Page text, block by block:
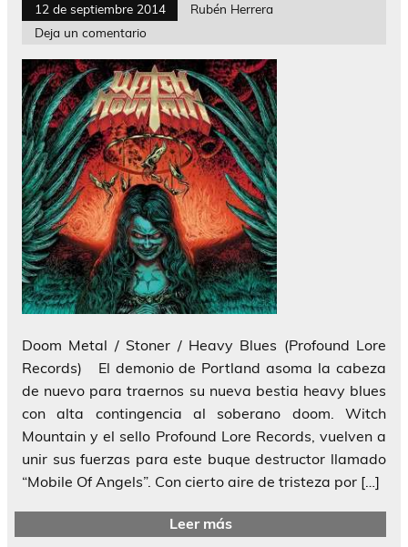
12 de septiembre 2014
Rubén Herrera
Deja un comentario
Doom Metal / Stoner / Heavy Blues (Profound Lore
Records) El demonio de Portland asoma la cabeza
de nuevo para traernos su nueva bestia heavy blues
con alta contingencia al soberano doom. Witch
Mountain y el sello Profound Lore Records, vuelven a
unir sus fuerzas para este buque destructor llamado
“Mobile Of Angels”. Con cierto aire de tristeza por […]
Leer más